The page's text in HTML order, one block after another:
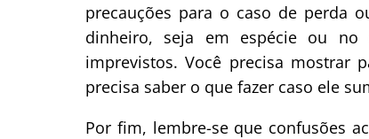
precauções para o caso de perda
dinheiro, seja em espécie ou
imprevistos. Você precisa mostrar
precisa saber o que fazer caso ele
Por fim, lembre-se que confusões